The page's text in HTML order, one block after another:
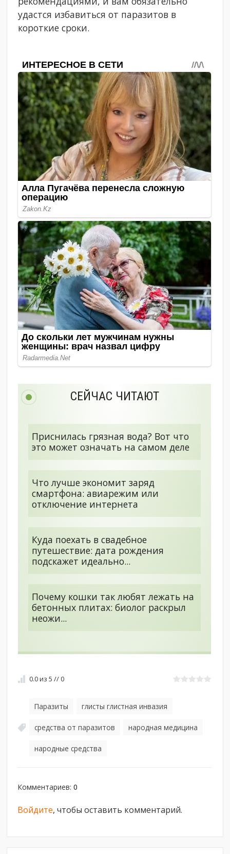
удастся избавиться от паразитов в
короткие сроки.
СЕЙЧАС ЧИТАЮТ
Приснилась грязная вода? Вот что
это может означать на самом деле
Что лучше экономит заряд
смартфона: авиарежим или
отключение интернета
Куда поехать в свадебное
путешествие: дата рождения
подскажет идеально...
Почему кошки так любят лежать на
бетонных плитах: биолог раскрыл
неожи...
0.0из5 // 0
Паразиты глисты глистная инвазия
средства от паразитов народная медицина
народные средства
Комментариев:0
Войдите, чтобы оставить комментарий.